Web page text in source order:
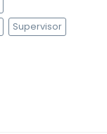
Supervisor